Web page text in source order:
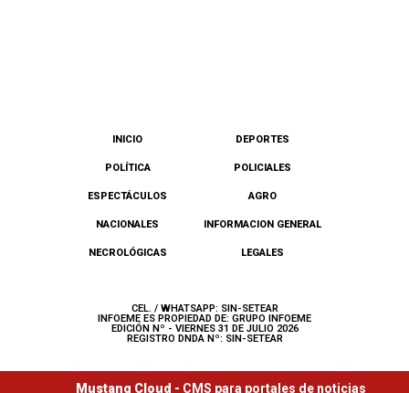
INICIO DEPORTES
POLÍTICA POLICIALES
ESPECTÁCULOS AGRO
NACIONALES INFORMACION GENERAL
NECROLÓGICAS LEGALES
CEL. / WHATSAPP: SIN-SETEAR
INFOEME ES PROPIEDAD DE: GRUPO INFOEME
EDICIÓN Nº - VIERNES 31 DE JULIO 2026
REGISTRO DNDA Nº: SIN-SETEAR
Mustang Cloud - CMS para portales de noticias